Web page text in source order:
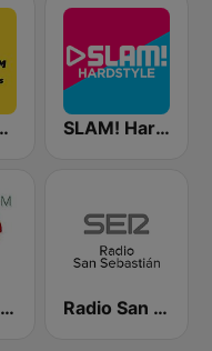
SLAM! Hardstyle
Christmas FM Radio San Sebastián SER